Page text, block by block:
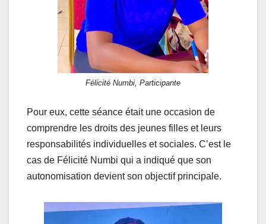
Félicité Numbi, Participante
Pour eux, cette séance était une occasion de
comprendre les droits des jeunes filles et leurs
responsabilités individuelles et sociales. C’est le
cas de Félicité Numbi qui a indiqué que son
autonomisation devient son objectif principale.